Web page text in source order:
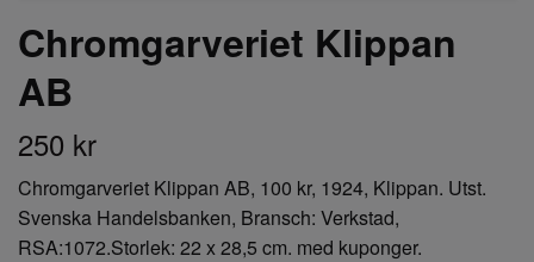
Chromgarveriet Klippan
AB
250 kr
Chromgarveriet Klippan AB, 100 kr, 1924, Klippan. Utst.
Svenska Handelsbanken, Bransch: Verkstad,
RSA:1072.Storlek: 22 x 28,5 cm. med kuponger.